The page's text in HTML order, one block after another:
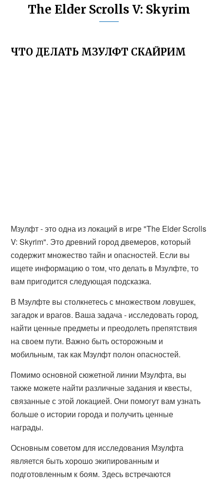
The Elder Scrolls V: Skyrim
ЧТО ДЕЛАТЬ МЗУЛФТ СКАЙРИМ
Мзулфт - это одна из локаций в игре "The Elder Scrolls
V: Skyrim". Это древний город двемеров, который
содержит множество тайн и опасностей. Если вы
ищете информацию о том, что делать в Мзулфте, то
вам пригодится следующая подсказка.
В Мзулфте вы столкнетесь с множеством ловушек,
загадок и врагов. Ваша задача - исследовать город,
найти ценные предметы и преодолеть препятствия
на своем пути. Важно быть осторожным и
мобильным, так как Мзулфт полон опасностей.
Помимо основной сюжетной линии Мзулфта, вы
также можете найти различные задания и квесты,
связанные с этой локацией. Они помогут вам узнать
больше о истории города и получить ценные
награды.
Основным советом для исследования Мзулфта
является быть хорошо экипированным и
подготовленным к боям. Здесь встречаются